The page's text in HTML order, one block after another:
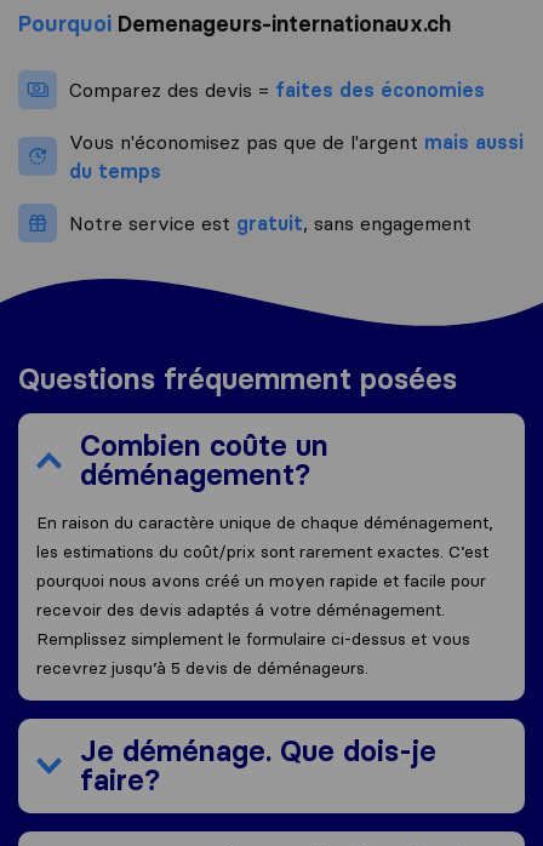
Pourquoi Demenageurs-internationaux.ch
Comparez des devis = faites des économies
Vous n'économisez pas que de l'argent mais aussi
du temps
Notre service est gratuit, sans engagement
Questions fréquemment posées
Combien coûte un
déménagement?
En raison du caractère unique de chaque déménagement,
les estimations du coût/prix sont rarement exactes. C’est
pourquoi nous avons créé un moyen rapide et facile pour
recevoir des devis adaptés á votre déménagement.
Remplissez simplement le formulaire ci-dessus et vous
recevrez jusqu’à 5 devis de déménageurs.
Je déménage. Que dois-je
faire?